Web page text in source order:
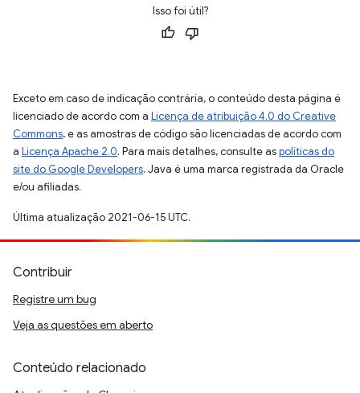
Isso foi útil?
Exceto em caso de indicação contrária, o conteúdo desta página é
licenciado de acordo com a Licença de atribuição 4.0 do Creative
Commons, e as amostras de código são licenciadas de acordo com
a Licença Apache 2.0. Para mais detalhes, consulte aspolíticas do
site do Google Developers. Java é uma marca registrada da Oracle
e/ou afiliadas.
Última atualização 2021-06-15 UTC.
Contribuir
Registre um bug
Veja as questões em aberto
Conteúdo relacionado